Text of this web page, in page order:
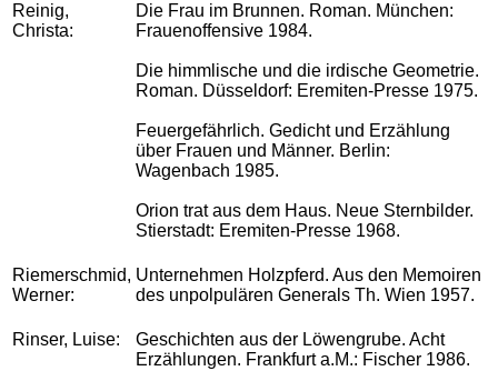
Reinig,
Christa:
Die Frau im Brunnen. Roman. München:
Frauenoffensive 1984.
Die himmlische und die irdische Geometrie.
Roman. Düsseldorf: Eremiten-Presse 1975.
Feuergefährlich. Gedicht und Erzählung
über Frauen und Männer. Berlin:
Wagenbach 1985.
Orion trat aus dem Haus. Neue Sternbilder.
Stierstadt: Eremiten-Presse 1968.
Riemerschmid,
Werner:
Unternehmen Holzpferd. Aus den Memoiren
des unpolpulären Generals Th. Wien 1957.
Rinser, Luise:
Geschichten aus der Löwengrube. Acht
Erzählungen. Frankfurt a.M.: Fischer 1986.